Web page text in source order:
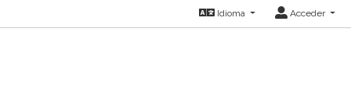
Idioma Acceder